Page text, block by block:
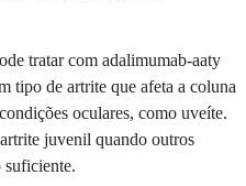
tratar com adalimumab-aaty
tipo de artrite que afeta a coluna
oculares, como uveíte.
juvenil quando outros
suficiente.